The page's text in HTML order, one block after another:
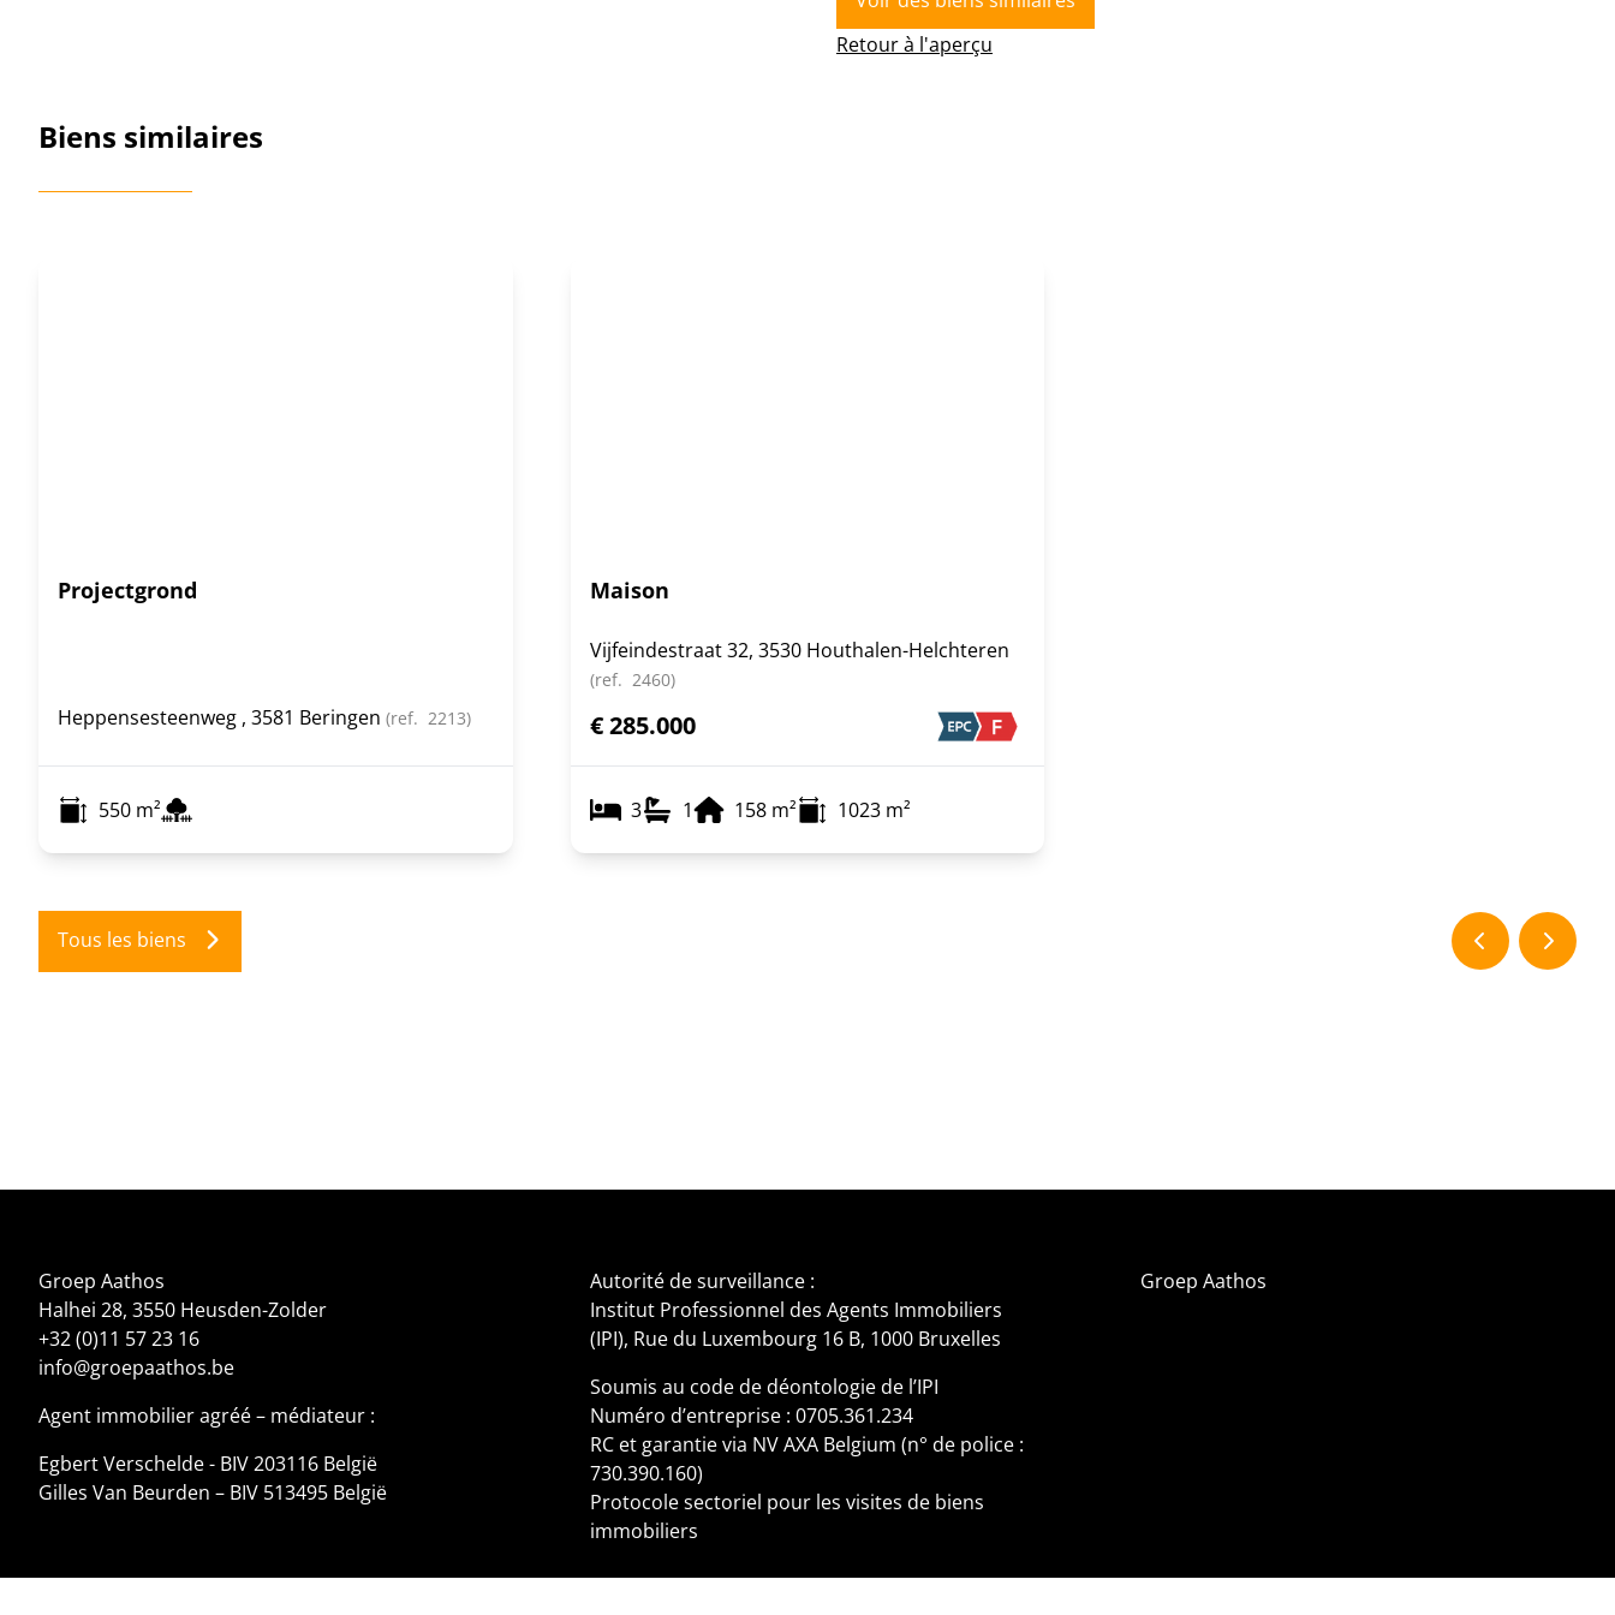
Retour à l'aperçu
Biens similaires
Projectgrond
Heppensesteenweg , 3581 Beringen (ref. 2213)
550 m²
Maison
Vijfeindestraat 32, 3530 Houthalen-Helchteren
(ref. 2460)
€ 285.000
3 1 158 m² 1023 m²
Tous les biens
Groep Aathos
Halhei 28, 3550 Heusden-Zolder
+32 (0)11 57 23 16
info@groepaathos.be
Agent immobilier agréé – médiateur :
Egbert Verschelde - BIV 203116 België
Gilles Van Beurden – BIV 513495 België
Autorité de surveillance :
Institut Professionnel des Agents Immobiliers
(IPI), Rue du Luxembourg 16 B, 1000 Bruxelles
Soumis au code de déontologie de l’IPI
Numéro d’entreprise : 0705.361.234
RC et garantie via NV AXA Belgium (n° de police :
730.390.160)
Protocole sectoriel pour les visites de biens
immobiliers
Groep Aathos